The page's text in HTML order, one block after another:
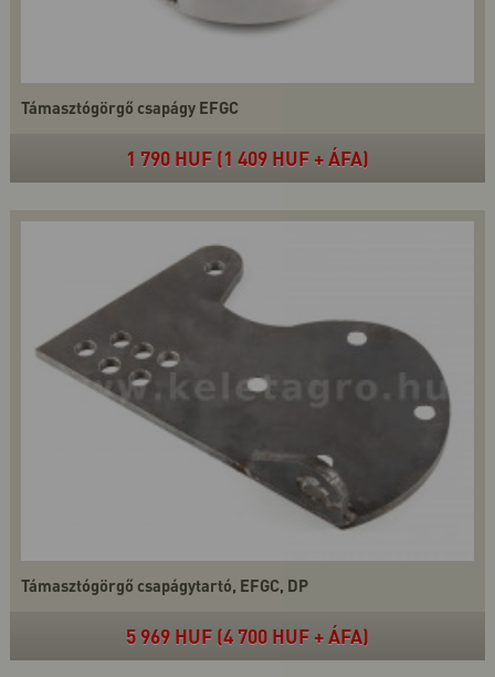
Támasztógörgő csapágy EFGC
1 790 HUF (1 409 HUF + ÁFA)
Támasztógörgő csapágytartó, EFGC, DP
5 969 HUF (4 700 HUF + ÁFA)